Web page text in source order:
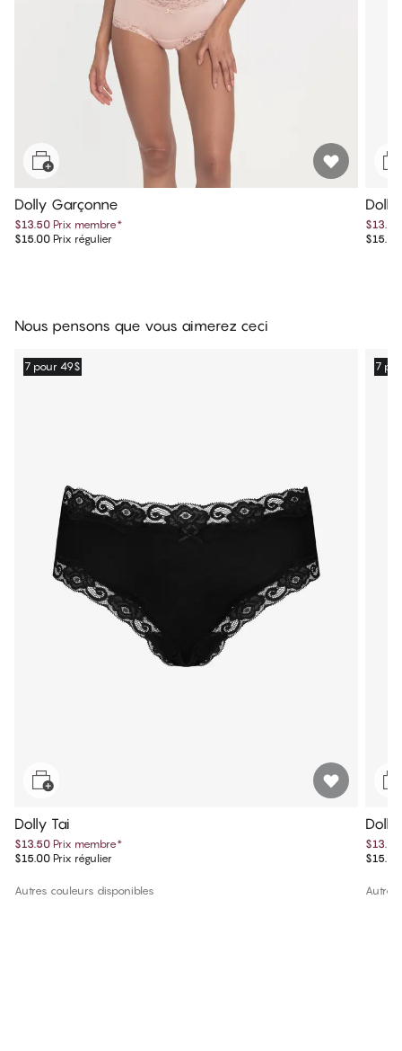
Dolly Garçonne
$13.50 Prix membre*
$15.00 Prix régulier
$13.50
$15.00
Nous pensons que vous aimerez ceci
7 pour 49$
Dolly Tai
$13.50 Prix membre*
$15.00 Prix régulier
Autres couleurs disponibles
7
Dolly
$13.50
$15.00
Autres